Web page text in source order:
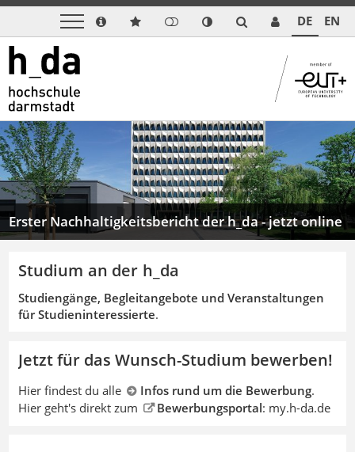
DE EN
Erster Nachhaltigkeitsbericht der h_da - jetzt online
Previous Next
Studium an der h_da
Studiengänge, Begleitangebote und Veranstaltungen
für Studieninteressierte.
Jetzt für das Wunsch-Studium bewerben!
Hier findest du alle Infos rund um die Bewerbung.
Hier geht's direkt zum
Bewerbungsportal: my.h-da.de